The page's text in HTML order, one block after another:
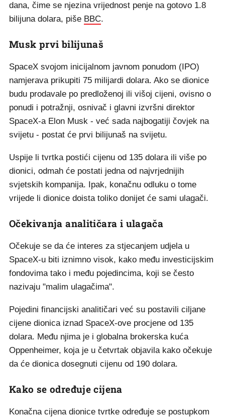
dana, čime se njezina vrijednost penje na gotovo 1.8
bilijuna dolara, piše BBC.
Musk prvi bilijunaš
SpaceX svojom inicijalnom javnom ponudom (IPO)
namjerava prikupiti 75 milijardi dolara. Ako se dionice
budu prodavale po predloženoj ili višoj cijeni, ovisno o
ponudi i potražnji, osnivač i glavni izvršni direktor
SpaceX-a Elon Musk - već sada najbogatiji čovjek na
svijetu - postat će prvi bilijunaš na svijetu.
Uspije li tvrtka postići cijenu od 135 dolara ili više po
dionici, odmah će postati jedna od najvrjednijih
svjetskih kompanija. Ipak, konačnu odluku o tome
vrijede li dionice doista toliko donijet će sami ulagači.
Očekivanja analitičara i ulagača
Očekuje se da će interes za stjecanjem udjela u
SpaceX-u biti iznimno visok, kako među investicijskim
fondovima tako i među pojedincima, koji se često
nazivaju "malim ulagačima".
Pojedini financijski analitičari već su postavili ciljane
cijene dionica iznad SpaceX-ove procjene od 135
dolara. Među njima je i globalna brokerska kuća
Oppenheimer, koja je u četvrtak objavila kako očekuje
da će dionica dosegnuti cijenu od 190 dolara.
Kako se određuje cijena
Konačna cijena dionice tvrtke određuje se postupkom